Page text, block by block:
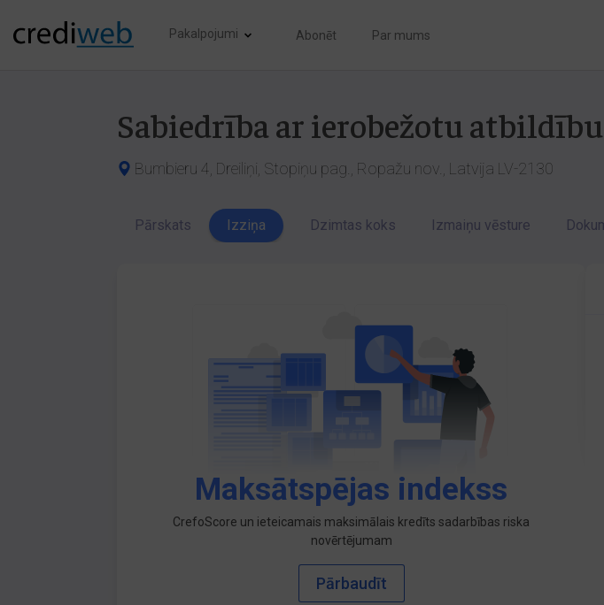
Pakalpojumi Abonēt Par mums
Sabiedrība ar ierobežotu atbildību
Bumbieru 4, Dreiliņi, Stopiņu pag., Ropažu nov., Latvija LV-2130
Pārskats Izziņa Dzimtas koks Izmaiņu vēsture
Maksātspējas indekss
CrefoScore un ieteicamais maksimālais kredīts sadarbības riska
novērtējumam
Pārbaudīt